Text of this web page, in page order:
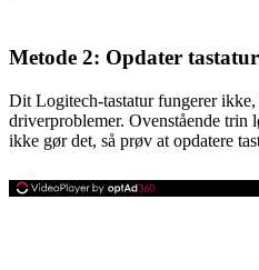
Metode 2: Opdater
Dit Logitech-tastatur fungerer
driverproblemer. Ovenstående trin
ikke gør det, så prøv at opdatere